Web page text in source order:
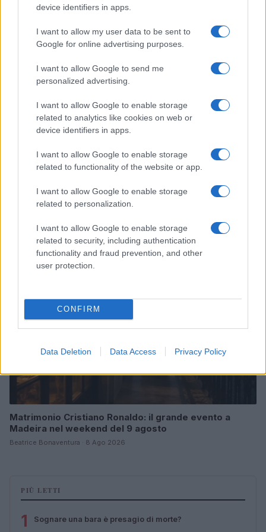
device identifiers in apps.
I want to allow my user data to be sent to
Google for online advertising purposes.
I want to allow Google to send me
personalized advertising.
I want to allow Google to enable storage
related to analytics like cookies on web or
device identifiers in apps.
I want to allow Google to enable storage
related to functionality of the website or app.
I want to allow Google to enable storage
related to personalization.
I want to allow Google to enable storage
related to security, including authentication
functionality and fraud prevention, and other
user protection.
CONFIRM
Data Deletion Data Access Privacy Policy
Cristian Castiglioni · 9 Ago 2026
BELLEZZA
Come ottenere ricci morbidi e definiti con la giusta
routine di cura
Cristian Castiglioni · 9 Ago 2026
PEOPLE
Matrimonio Cristiano Ronaldo: il grande evento a
Madeira nel weekend del 9 agosto
Beatrice Bonaventura · 8 Ago 2026
PIÙ LETTI
1 Sognare una bara è presagio di morte?